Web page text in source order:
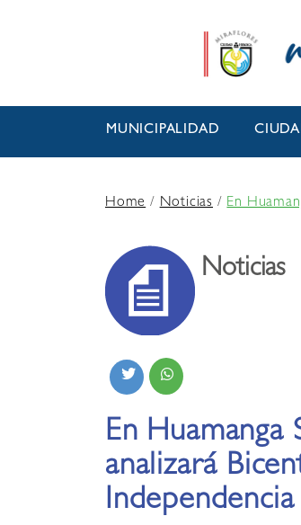
MUNICIPALIDAD
Home/Noticias /En
Noticias
En Huamanga
analizará